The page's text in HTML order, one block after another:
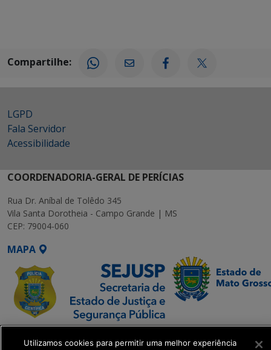
Compartilhe:
LGPD
Fala Servidor
Acessibilidade
COORDENADORIA-GERAL DE PERÍCIAS
Rua Dr. Aníbal de Tolêdo 345
Vila Santa Dorotheia - Campo Grande | MS
CEP: 79004-060
MAPA
Utilizamos cookies para permitir uma melhor experiência